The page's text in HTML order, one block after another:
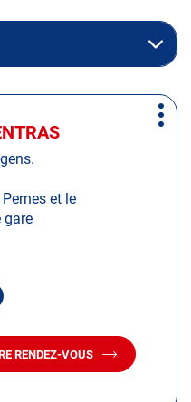
et le
gare
RENDEZ-VOUS
AVEC
Plus